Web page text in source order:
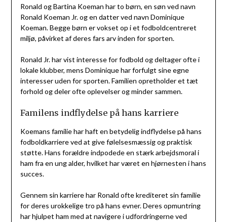
Ronald og Bartina Koeman har to børn, en søn ved navn
Ronald Koeman Jr. og en datter ved navn Dominique
Koeman. Begge børn er vokset op i et fodboldcentreret
miljø, påvirket af deres fars arv inden for sporten.
Ronald Jr. har vist interesse for fodbold og deltager ofte i
lokale klubber, mens Dominique har forfulgt sine egne
interesser uden for sporten. Familien opretholder et tæt
forhold og deler ofte oplevelser og minder sammen.
Familens indflydelse på hans karriere
Koemans familie har haft en betydelig indflydelse på hans
fodboldkarriere ved at give følelsesmæssig og praktisk
støtte. Hans forældre indpodede en stærk arbejdsmoral i
ham fra en ung alder, hvilket har været en hjørnesten i hans
succes.
Gennem sin karriere har Ronald ofte krediteret sin familie
for deres urokkelige tro på hans evner. Deres opmuntring
har hjulpet ham med at navigere i udfordringerne ved